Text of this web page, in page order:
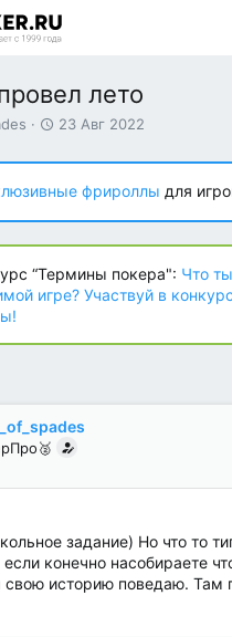
лето
Д
т
н
а
ч
л
а
23 Авг 2022
фрироллы для
“Термины покера": Что
игре? Участвуй в
задание) Но что то
конечно насобираете
историю поведаю. Там